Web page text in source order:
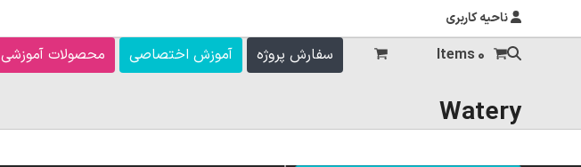
ناحیه کاربری
محصولات آموزشی آموزش اختصاصی سفارش پروژه 0 Items
Watery